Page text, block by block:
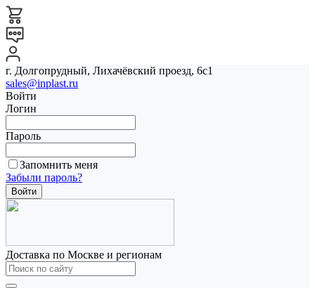
г. Долгопрудный, Лихачёвский проезд, 6с1
sales@inplast.ru
Войти
Логин
Пароль
Запомнить меня
Забыли пароль?
Доставка по Москве и регионам